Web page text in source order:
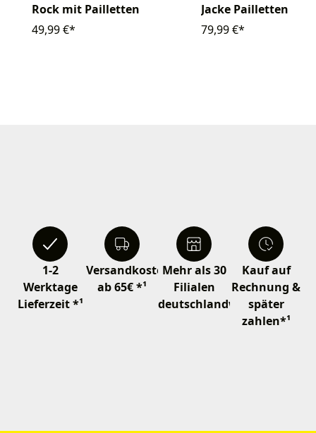
Rock mit Pailletten
49,99 €*
Jacke Pailletten
79,99 €*
1-2
Werktage
Lieferzeit *¹
Versandkostenfrei
ab 65€ *¹
Mehr als 30
Filialen
deutschlandweit
Kauf auf
Rechnung &
später
zahlen*¹